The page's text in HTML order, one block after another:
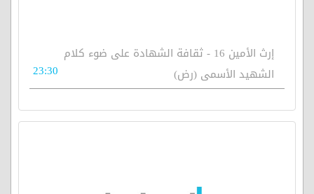
إرث الأمين 16 - ثقافة الشهادة على ضوء كلام
الشهيد الأسمى (رض)
23:30